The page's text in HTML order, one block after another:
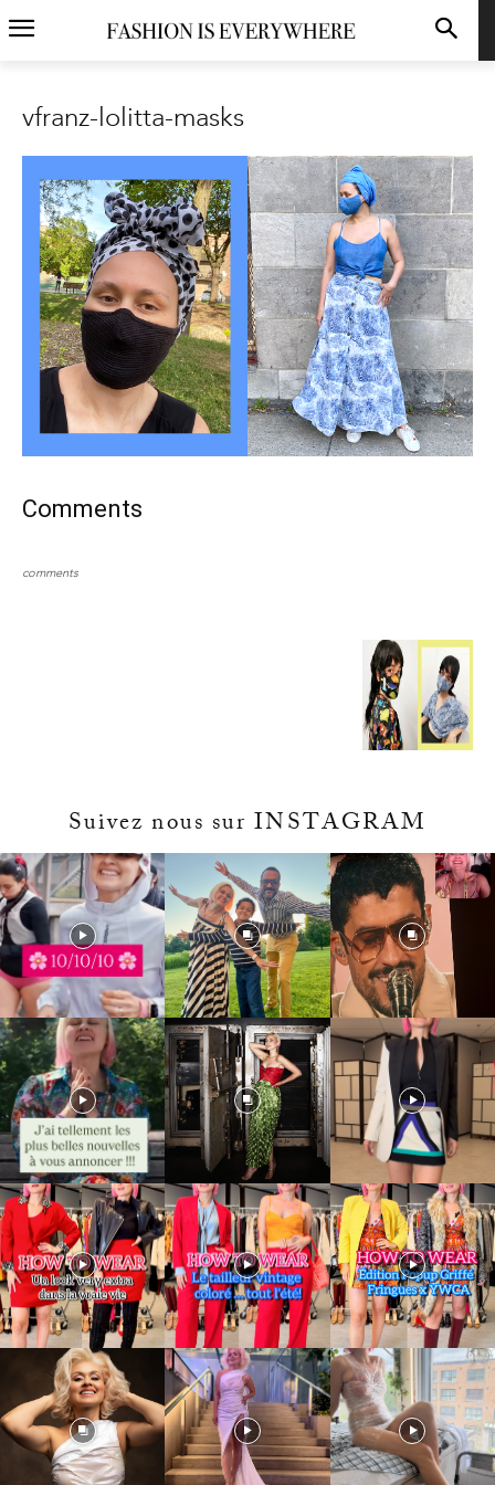
vfranz-lolitta-masks
Comments
comments
Suivez nous sur INSTAGRAM